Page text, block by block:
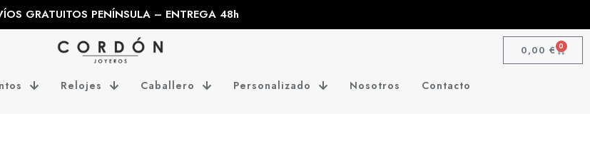
GRATUITOS PENÍNSULA – ENTREGA 48h
0,00 € 0
Relojes Caballero Personalizado Nosotros Contacto